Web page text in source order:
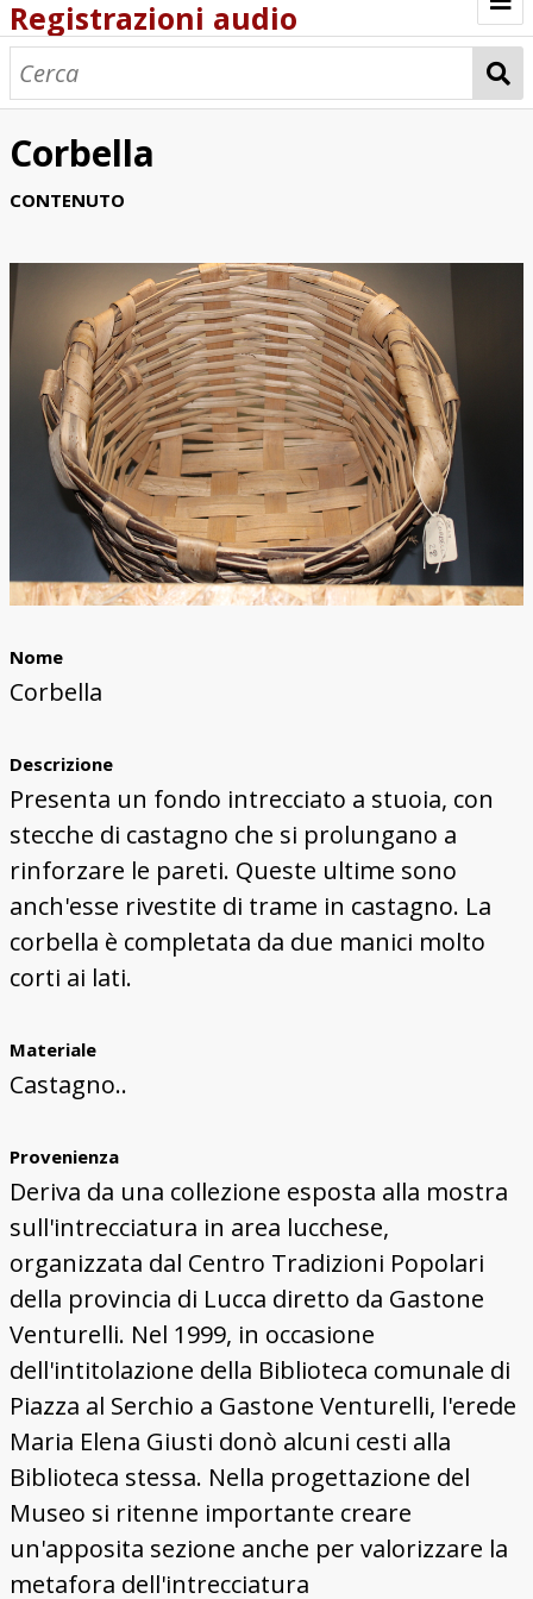
Registrazioni audio
Browse
Corbella
CONTENUTO
Nome
Corbella
Descrizione
Presenta un fondo intrecciato a stuoia, con
stecche di castagno che si prolungano a
rinforzare le pareti. Queste ultime sono
anch'esse rivestite di trame in castagno. La
corbella è completata da due manici molto
corti ai lati.
Materiale
Castagno..
Provenienza
Deriva da una collezione esposta alla mostra
sull'intrecciatura in area lucchese,
organizzata dal Centro Tradizioni Popolari
della provincia di Lucca diretto da Gastone
Venturelli. Nel 1999, in occasione
dell'intitolazione della Biblioteca comunale di
Piazza al Serchio a Gastone Venturelli, l'erede
Maria Elena Giusti donò alcuni cesti alla
Biblioteca stessa. Nella progettazione del
Museo si ritenne importante creare
un'apposita sezione anche per valorizzare la
metafora dell'intrecciatura